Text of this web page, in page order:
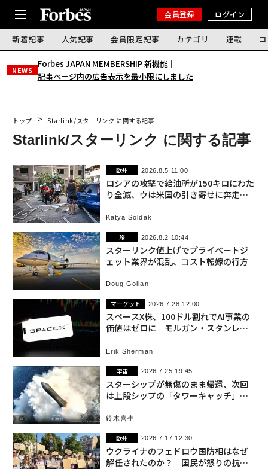
会員登録 ログイン
新着記事 人気記事 会員限定記事 カテゴリ 連載
NEWS
Forbes JAPAN MEMBERSHIP 新機能｜
記事ページ内の広告表示を最小限にしました
トップ Starlink/スターリンク に関する記事
Starlink/スターリンク に関する記事
欧州 2026.8.5 11:00
ロシアの攻撃で給油所が150キロにわた
り全滅、ウは米国の引き寄せに奔走
Katya Soldak
旅 2026.8.2 10:44
スターリンク値上げでプライベートジ
ェット業界が混乱、コスト転嫁の行方
Doug Gollan
マーケット 2026.7.28 12:00
スペースX株、100ドル割れでAI事業の
価値はゼロに モルガン・スタンレー
Erik Sherman
宇宙 2026.7.25 19:45
スターシップが無傷のまま帰還、次回
は上段シップの「タワーキャッチ」を
鈴木喜生
欧州 2026.7.17 12:30
ウクライナのフェドロウ国防相はなぜ
解任されたのか？ 国民が怒りの抗議